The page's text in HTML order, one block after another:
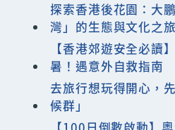
探索香港後花園：大
灣」的生態與文化之
【香港郊遊安全必讀
暑！遇意外自救指南
去旅行想玩得開心，
候群」